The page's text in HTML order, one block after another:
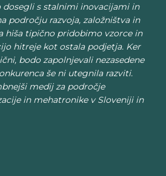
dosegli s stalnimi inovacijami in
področju razvoja, založništva in
hiša tipično pridobimo vzorce in
hitreje kot ostala podjetja. Ker
bodo zapolnjevali nezasedene
še ni utegnila razviti.
medij za področje
in mehatronike v Sloveniji in